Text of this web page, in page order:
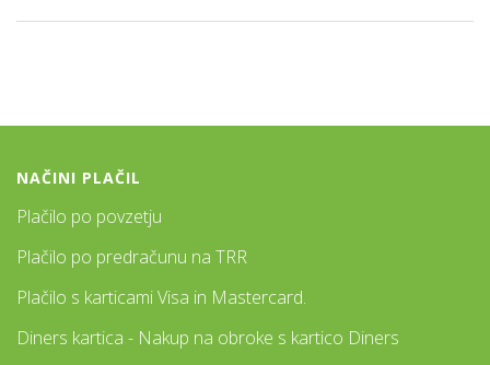
NAČINI PLAČIL
Plačilo po povzetju
Plačilo po predračunu na TRR
Plačilo s karticami Visa in Mastercard.
Diners kartica - Nakup na obroke s kartico Diners